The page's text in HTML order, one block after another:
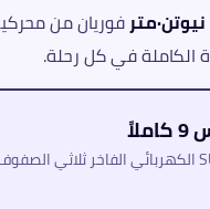
فوريان من
الكاملة في كل رحلة.